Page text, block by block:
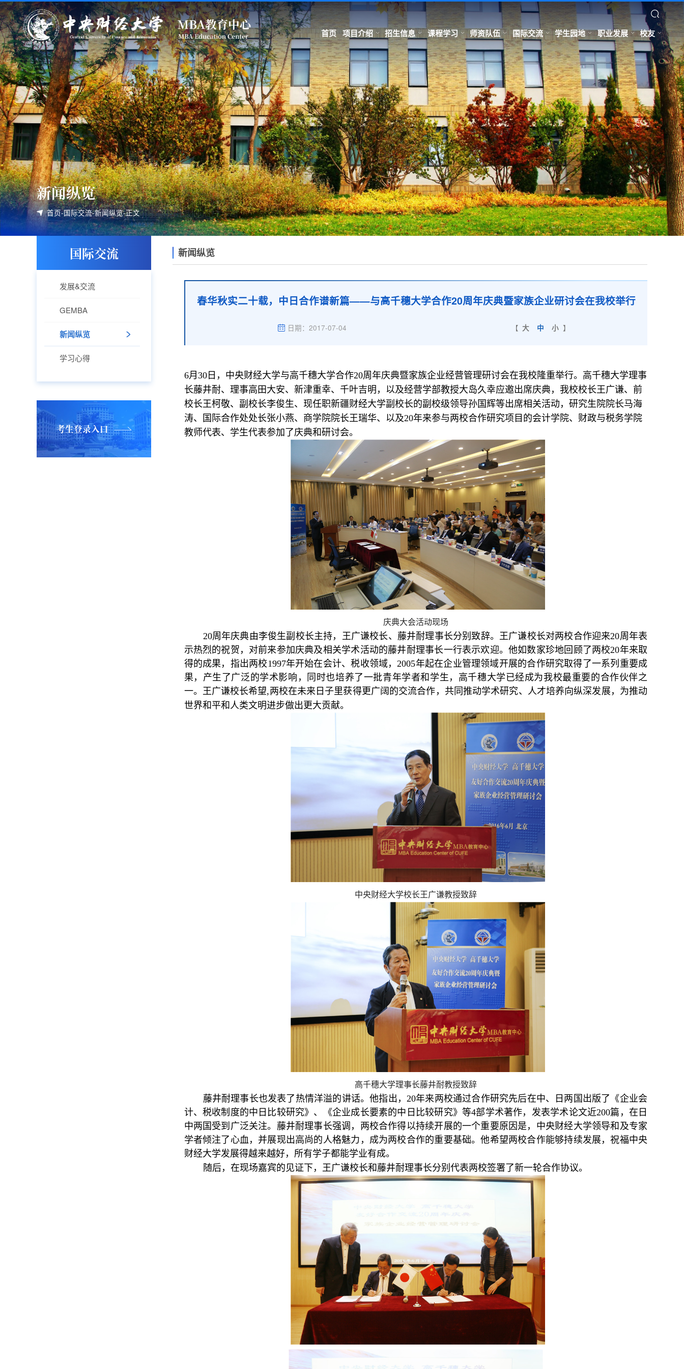
首页 项目介绍 招生信息 课程学习 师资队伍 国际交流 学生园地 职业发展 校友
新闻纵览
首页-国际交流-新闻纵览-正文
国际交流
发展&交流
GEMBA
新闻纵览
学习心得
考生登录入口
新闻纵览
春华秋实二十载，中日合作谱新篇——与高千穗大学合作20周年庆典暨家族企业研讨会在我校举行
日期：2017-07-04 【 大 中 小 】
6月30日，中央财经大学与高千穗大学合作20周年庆典暨家族企业经营管理研讨会在我校隆重举行。高千穗大学理事
长藤井耐、理事高田大安、新津重幸、千叶吉明，以及经营学部教授大岛久幸应邀出席庆典，我校校长王广谦、前
校长王柯敬、副校长李俊生、现任职新疆财经大学副校长的副校级领导孙国辉等出席相关活动，研究生院院长马海
涛、国际合作处处长张小燕、商学院院长王瑞华、以及20年来参与两校合作研究项目的会计学院、财政与税务学院
教师代表、学生代表参加了庆典和研讨会。
庆典大会活动现场
20周年庆典由李俊生副校长主持，王广谦校长、藤井耐理事长分别致辞。王广谦校长对两校合作迎来20周年表
示热烈的祝贺，对前来参加庆典及相关学术活动的藤井耐理事长一行表示欢迎。他如数家珍地回顾了两校20年来取
得的成果，指出两校1997年开始在会计、税收领域，2005年起在企业管理领域开展的合作研究取得了一系列重要成
果，产生了广泛的学术影响，同时也培养了一批青年学者和学生，高千穗大学已经成为我校最重要的合作伙伴之
一。王广谦校长希望,两校在未来日子里获得更广阔的交流合作，共同推动学术研究、人才培养向纵深发展，为推动
世界和平和人类文明进步做出更大贡献。
中央财经大学校长王广谦教授致辞
高千穗大学理事长藤井耐教授致辞
藤井耐理事长也发表了热情洋溢的讲话。他指出，20年来两校通过合作研究先后在中、日两国出版了《企业会
计、税收制度的中日比较研究》、《企业成长要素的中日比较研究》等4部学术著作，发表学术论文近200篇，在日
中两国受到广泛关注。藤井耐理事长强调，两校合作得以持续开展的一个重要原因是，中央财经大学领导和及专家
学者倾注了心血，并展现出高尚的人格魅力，成为两校合作的重要基础。他希望两校合作能够持续发展，祝福中央
财经大学发展得越来越好，所有学子都能学业有成。
随后，在现场嘉宾的见证下，王广谦校长和藤井耐理事长分别代表两校签署了新一轮合作协议。